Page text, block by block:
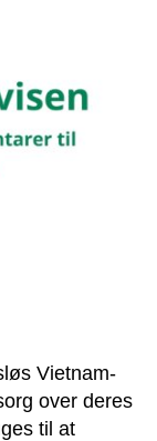
Vietnam-
over deres
til at